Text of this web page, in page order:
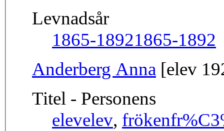
Levnadsår
1865-18921865-1892
Anderberg Anna [elev
Titel - Personens
elevelev, fröken